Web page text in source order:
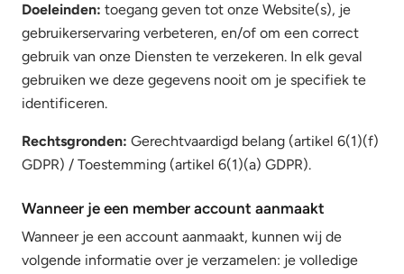
Doeleinden: toegang geven tot onze Website(s), je
gebruikerservaring verbeteren, en/of om een correct
gebruik van onze Diensten te verzekeren. In elk geval
gebruiken we deze gegevens nooit om je specifiek te
identificeren.
Rechtsgronden: Gerechtvaardigd belang (artikel 6(1)(f)
GDPR) / Toestemming (artikel 6(1)(a) GDPR).
Wanneer je een member account aanmaakt
Wanneer je een account aanmaakt, kunnen wij de
volgende informatie over je verzamelen: je volledige